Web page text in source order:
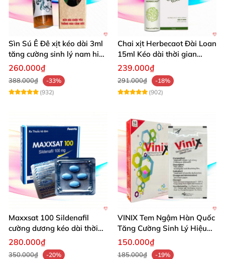
Sìn Sú Ê Đê xịt kéo dài 3ml
tăng cường sinh lý nam hiệu
quả
260.000₫
388.000₫
-33%
(932)
Chai xịt Herbecaot Đài Loan
15ml Kéo dài thời gian
Tăng khoái cảm
239.000₫
291.000₫
-18%
(902)
Maxxsat 100 Sildenafil
cường dương kéo dài thời
gian dùng hiệu quả nhanh
280.000₫
350.000₫
-20%
VINIX Tem Ngậm Hàn Quốc
Tăng Cường Sinh Lý Hiệu
Quả
150.000₫
185.000₫
-19%